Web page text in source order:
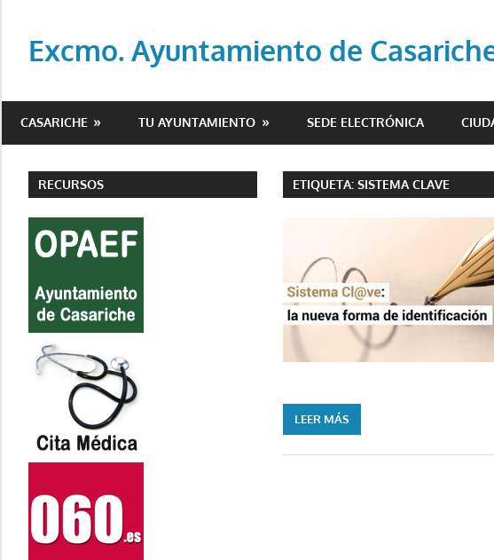
contenido
Excmo. Ayuntamiento de
del
de
Casariche
CASARICHE TU AYUNTAMIENTO SEDE ELECTRÓNICA
ETIQUETA:SISTEMA CLAVE
LEER MÁS
RECURSOS